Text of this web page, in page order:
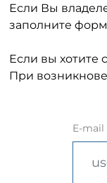
Если Вы
заполните
Если вы хотите
При
E-mail